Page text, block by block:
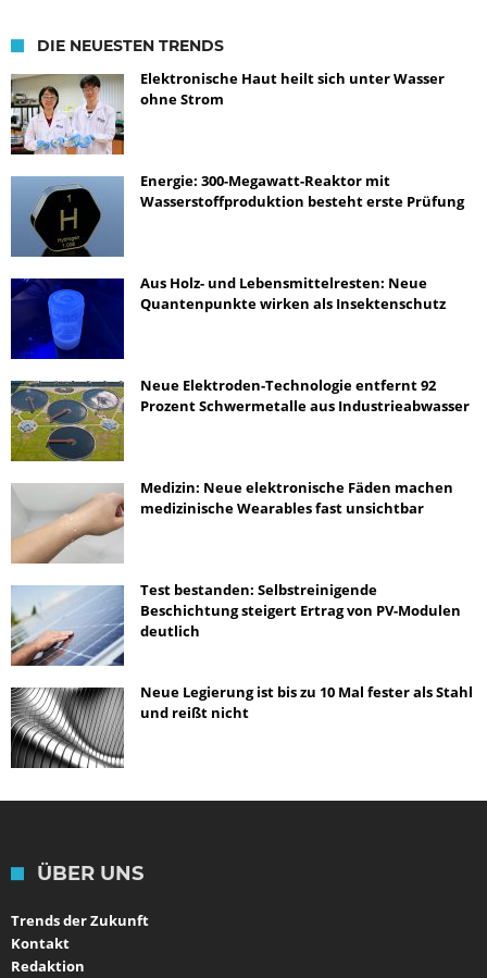
DIE NEUESTEN TRENDS
Elektronische Haut heilt sich unter Wasser
ohne Strom
Energie: 300-Megawatt-Reaktor mit
Wasserstoffproduktion besteht erste Prüfung
Aus Holz- und Lebensmittelresten: Neue
Quantenpunkte wirken als Insektenschutz
Neue Elektroden-Technologie entfernt 92
Prozent Schwermetalle aus Industrieabwasser
Medizin: Neue elektronische Fäden machen
medizinische Wearables fast unsichtbar
Test bestanden: Selbstreinigende
Beschichtung steigert Ertrag von PV-Modulen
deutlich
Neue Legierung ist bis zu 10 Mal fester als Stahl
und reißt nicht
ÜBER UNS
Trends der Zukunft
Kontakt
Redaktion